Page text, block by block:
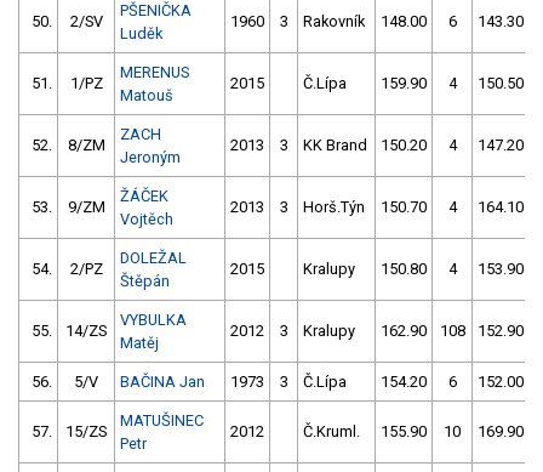
50. 2/SV
PŠENIČKA
Luděk
1960 3 Rakovník 148.00 6 143.30
51. 1/PZ
MERENUS
Matouš
2015 Č.Lípa 159.90 4 150.50
52. 8/ZM
ZACH
Jeroným
2013 3 KK Brand 150.20 4 147.20
53. 9/ZM
ŽÁČEK
Vojtěch
2013 3 Horš.Týn 150.70 4 164.10
54. 2/PZ
DOLEŽAL
Štěpán
2015 Kralupy 150.80 4 153.90
55. 14/ZS
VYBULKA
Matěj
2012 3 Kralupy 162.90 108 152.90
56. 5/V BAČINA Jan 1973 3 Č.Lípa 154.20 6 152.00
57. 15/ZS
MATUŠINEC
Petr
2012 Č.Kruml. 155.90 10 169.90